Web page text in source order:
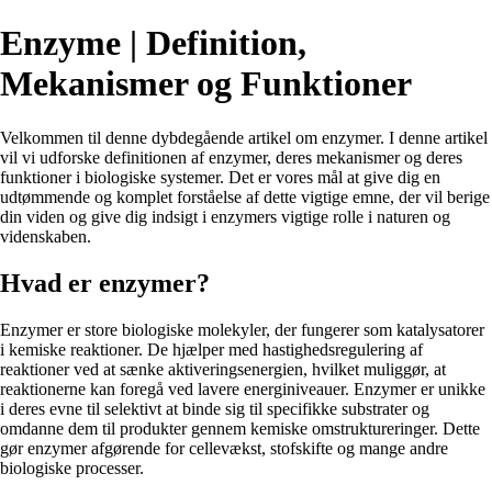
Enzyme | Definition,
Mekanismer og Funktioner
Velkommen til denne dybdegående artikel om enzymer. I denne artikel
vil vi udforske definitionen af enzymer, deres mekanismer og deres
funktioner i biologiske systemer. Det er vores mål at give dig en
udtømmende og komplet forståelse af dette vigtige emne, der vil berige
din viden og give dig indsigt i enzymers vigtige rolle i naturen og
videnskaben.
Hvad er enzymer?
Enzymer er store biologiske molekyler, der fungerer som katalysatorer
i kemiske reaktioner. De hjælper med hastighedsregulering af
reaktioner ved at sænke aktiveringsenergien, hvilket muliggør, at
reaktionerne kan foregå ved lavere energiniveauer. Enzymer er unikke
i deres evne til selektivt at binde sig til specifikke substrater og
omdanne dem til produkter gennem kemiske omstruktureringer. Dette
gør enzymer afgørende for cellevækst, stofskifte og mange andre
biologiske processer.